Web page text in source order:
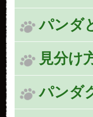
パンダ
見分け
パンダ